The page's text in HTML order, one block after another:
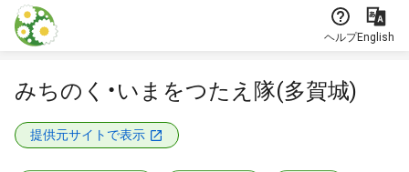
本文に飛ぶ
ヘルプEnglish
みちのく・いまをつたえ隊(多賀城)
提供元サイトで表示